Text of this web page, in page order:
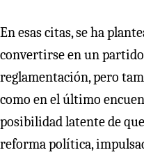
En esas citas, se ha
convertirse en un
reglamentación, pero
como en el último
posibilidad latente de
reforma política,